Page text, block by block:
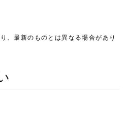
、最新のものとは異なる場合があり